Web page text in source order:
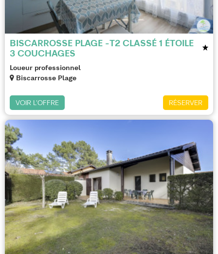
BISCARROSSE PLAGE -T2 CLASSÉ 1 ÉTOILE
3 COUCHAGES
Loueur professionnel
Biscarrosse Plage
RÉSERVER
VOIR L'OFFRE